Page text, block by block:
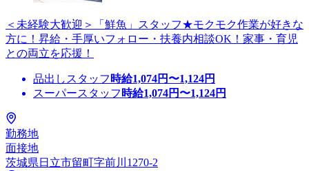
＜未経験大歓迎＞「鮮魚」スタッフ★モクモク作業が好きな
方に！昇給・手厚いフォロー・扶養内相談OK！家事・育児
との両立を応援！
品出しスタッフ 時給1,074円〜1,124円
スーパースタッフ 時給1,074円〜1,124円
勤務地
面接地
茨城県日立市留町字前川1270-2